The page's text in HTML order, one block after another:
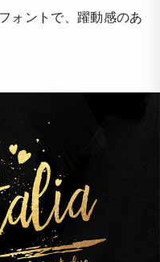
ォントで、躍動感のあ